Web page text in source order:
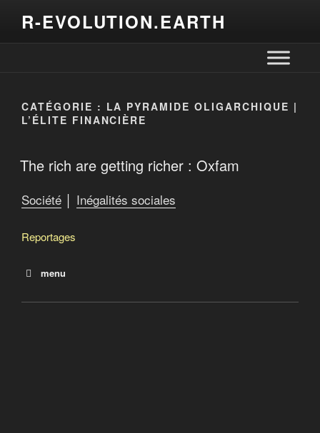
R-EVOLUTION.EARTH
CATÉGORIE : LA PYRAMIDE OLIGARCHIQUE |
L’ÉLITE FINANCIÈRE
The rich are getting richer : Oxfam
Société │ Inégalités sociales
Reportages
menu